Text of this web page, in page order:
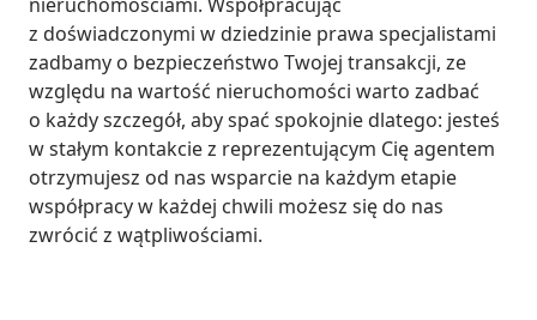
z doświadczonymi w dziedzinie prawa specjalistami
zadbamy o bezpieczeństwo Twojej transakcji, ze
względu na wartość nieruchomości warto zadbać
o każdy szczegół, aby spać spokojnie dlatego: jesteś
w stałym kontakcie z reprezentującym Cię agentem
otrzymujesz od nas wsparcie na każdym etapie
współpracy w każdej chwili możesz się do nas
zwrócić z wątpliwościami.